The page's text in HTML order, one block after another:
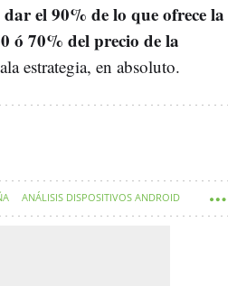
dar el 90% de lo que ofrece la
ó 70% del precio de la
estrategia, en absoluto.
ANÁLISIS DISPOSITIVOS ANDROID